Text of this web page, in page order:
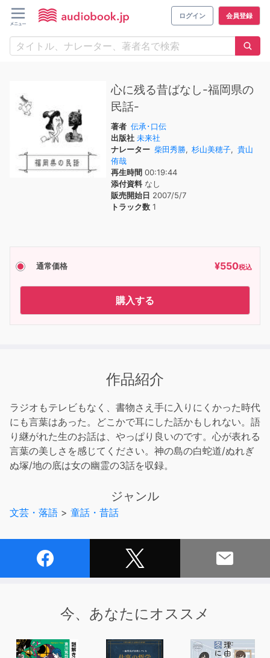
ログイン 会員登録
心に残る昔ばなし-福岡県の
民話-
著者 伝承･口伝
出版社 未来社
ナレーター 柴田秀勝, 杉山美穂子, 貴山
侑哉
再生時間 00:19:44
添付資料なし
販売開始日 2007/5/7
トラック数 1
通常価格 ¥550税込
購入する
作品紹介
ラジオもテレビもなく、書物さえ手に入りにくかった時代
にも言葉はあった。どこかで耳にした話かもしれない。語
り継がれた生のお話は、やっぱり良いのです。心が表れる
言葉の美しさを感じてください。神の島の白蛇道/ぬれぎ
ぬ塚/地の底は女の幽霊の3話を収録。
ジャンル
文芸・落語 > 童話・昔話
今、あなたにオススメ